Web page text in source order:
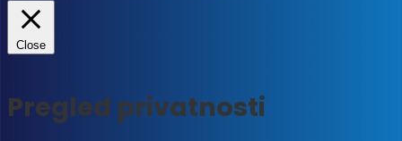
Close
Pregled privatnosti